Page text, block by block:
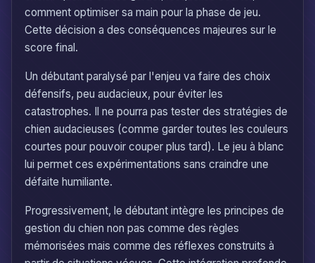
comment optimiser sa main pour la phase de jeu.
Cette décision a des conséquences majeures sur le
score final.
Un débutant paralysé par l'enjeu va faire des choix
défensifs, peu audacieux, pour éviter les
catastrophes. Il ne pourra pas tester des stratégies de
chien audacieuses (comme garder toutes les couleurs
courtes pour pouvoir couper plus tard). Le jeu à blanc
lui permet ces expérimentations sans craindre une
défaite humiliante.
Progressivement, le débutant intègre les principes de
gestion du chien non pas comme des règles
mémorisées mais comme des réflexes construits à